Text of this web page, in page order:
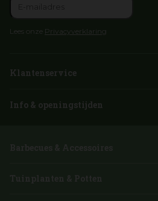
Lees onze Privacyverklaring
Klantenservice
Info & openingstijden